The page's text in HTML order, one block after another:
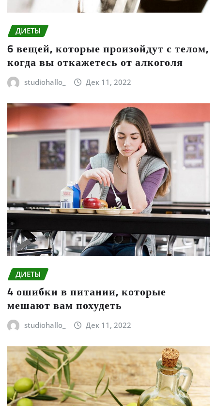
ДИЕТЫ
6 вещей, которые произойдут с телом,
когда вы откажетесь от алкоголя
studiohallo_ Дек 11, 2022
ДИЕТЫ
4 ошибки в питании, которые
мешают вам похудеть
studiohallo_ Дек 11, 2022